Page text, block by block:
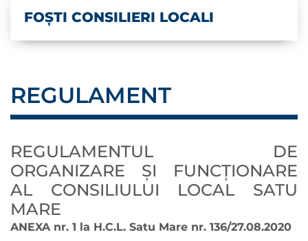
FOȘTI CONSILIERI LOCALI
REGULAMENT
REGULAMENTUL DE
ORGANIZARE ȘI FUNCȚIONARE
AL CONSILIULUI LOCAL SATU
MARE
ANEXA nr. 1 la H.C.L. Satu Mare nr. 136/27.08.2020